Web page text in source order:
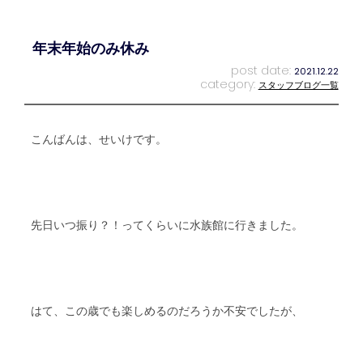
年末年始のみ休み
post date: 2021.12.22
category: スタッフブログ一覧
こんばんは、せいけです。
先日いつ振り？！ってくらいに水族館に行きました。
はて、この歳でも楽しめるのだろうか不安でしたが、